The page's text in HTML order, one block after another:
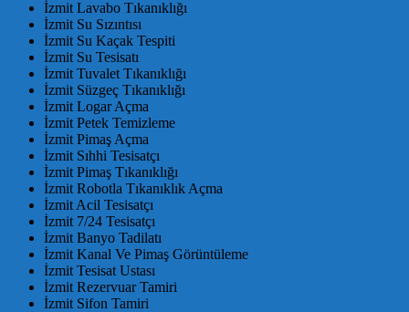
İzmit Lavabo Tıkanıklığı
İzmit Su Sızıntısı
İzmit Su Kaçak Tespiti
İzmit Su Tesisatı
İzmit Tuvalet Tıkanıklığı
İzmit Süzgeç Tıkanıklığı
İzmit Logar Açma
İzmit Petek Temizleme
İzmit Pimaş Açma
İzmit Sıhhi Tesisatçı
İzmit Pimaş Tıkanıklığı
İzmit Robotla Tıkanıklık Açma
İzmit Acil Tesisatçı
İzmit 7/24 Tesisatçı
İzmit Banyo Tadilatı
İzmit Kanal Ve Pimaş Görüntüleme
İzmit Tesisat Ustası
İzmit Rezervuar Tamiri
İzmit Sifon Tamiri